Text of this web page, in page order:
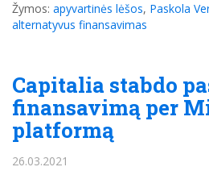
Žymos: apyvartinės lėšos, Paskola
alternatyvus finansavimas
Capitalia stabdo
finansavimą per
platformą
26.03.2021